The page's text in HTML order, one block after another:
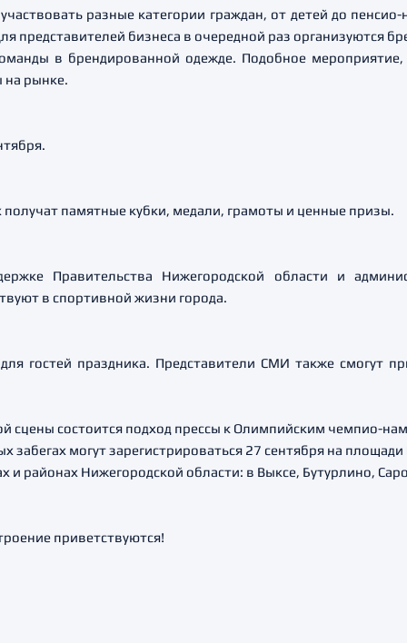
разные категории граждан, от детей до
представителей бизнеса в очередной раз организуются
в брендированной одежде. Подобное
на рынке.
памятные кубки, медали, грамоты и ценные призы.
Правительства Нижегородской области и
в спортивной жизни города.
гостей праздника. Представители СМИ также смогут
сцены состоится подход прессы к Олимпийским чемпио-
могут зарегистрироваться 27 сентября на
и районах Нижегородской области: в Выксе, Бутурлино,
приветствуются!